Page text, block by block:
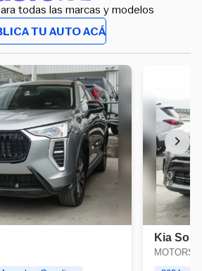
todas las marcas y modelos
TU AUTO ACÁ